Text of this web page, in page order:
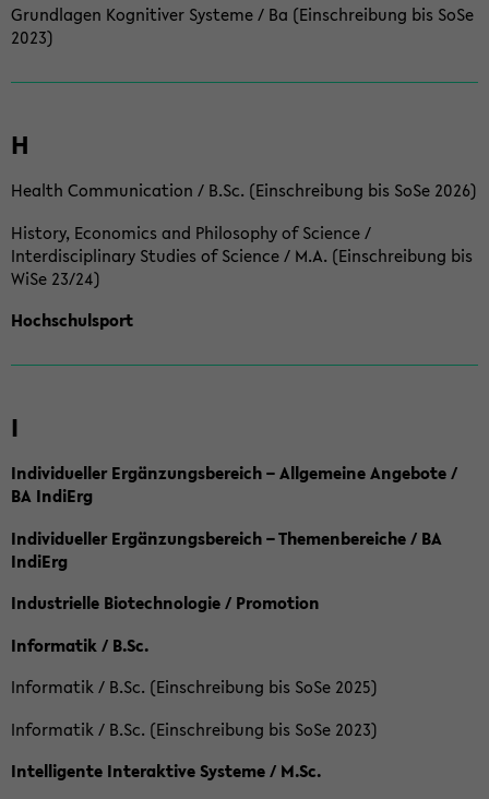
Grundlagen Kognitiver Systeme / Ba (Einschreibung bis SoSe
2023)
H
Health Communication / B.Sc. (Einschreibung bis SoSe 2026)
History, Economics and Philosophy of Science /
Interdisciplinary Studies of Science / M.A. (Einschreibung bis
WiSe 23/24)
Hochschulsport
I
Individueller Ergänzungsbereich – Allgemeine Angebote /
BA IndiErg
Individueller Ergänzungsbereich – Themenbereiche / BA
IndiErg
Industrielle Biotechnologie / Promotion
Informatik / B.Sc.
Informatik / B.Sc. (Einschreibung bis SoSe 2025)
Informatik / B.Sc. (Einschreibung bis SoSe 2023)
Intelligente Interaktive Systeme / M.Sc.